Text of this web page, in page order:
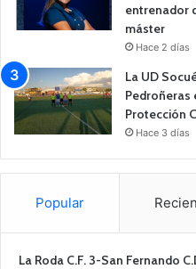
entrenador
máster
Hace 2 días
La UD
Pedroñeras
Protección
Hace 3 días
Popular
La Roda C.F. 3-San Fernando